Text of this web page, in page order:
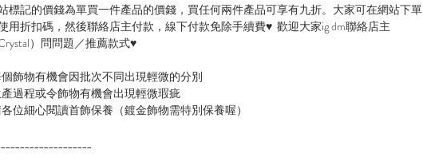
標記的價錢為單買一件產品的價錢，買任何兩件產品可享有九折。大家可在網站下單
用折扣碼，然後聯絡店主付款，線下付款免除手續費♥ 歡迎大家ig dm聯絡店主
Crystal）問問題／推薦款式♥
飾物有機會因批次不同出現輕微的分別
過程或令飾物有機會出現輕微瑕疵
位細心閱讀首飾保養（鍍金飾物需特別保養喔）